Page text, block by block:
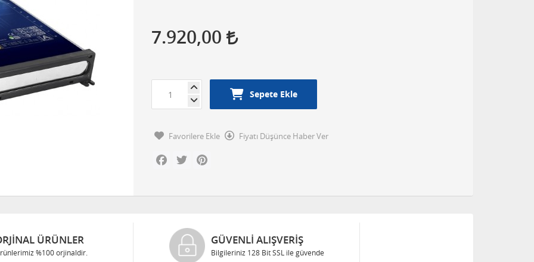
7.920,00
Sepete Ekle
Favorilere Ekle
Fiyatı Düşünce Haber Ver
Facebook
Twitter
ÜRÜNLER
%100 orjinaldir.
GÜVENLI ALIŞVERIŞ
Bilgileriniz 128 Bit SSL ile güvende